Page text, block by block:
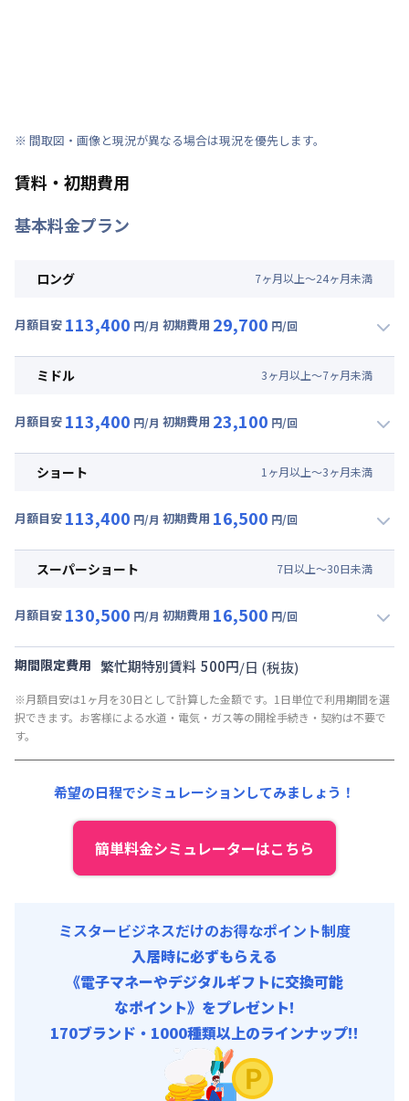
※ 間取図・画像と現況が異なる場合は現況を優先します。
賃料・初期費用
基本料金プラン
ロング 7ヶ月以上～24ヶ月未満
月額目安 113,400 円/月 初期費用 29,700 円/回
月額賃料目安(30日利用)
光熱費他 : 24,000円/月 (800円/日) (税抜)
その他費用 :
初期費用
ミドル 3ヶ月以上～7ヶ月未満
月額目安 113,400 円/月 初期費用 23,100 円/回
月額賃料目安(30日利用)
光熱費他 : 24,000円/月 (800円/日) (税抜)
その他費用 :
初期費用
ショート 1 ヶ月以上～3ヶ月未満
月額目安 113,400 円/月 初期費用 16,500 円/回
月額賃料目安(30日利用)
光熱費他 : 24,000円/月 (800円/日) (税抜)
その他費用 :
初期費用
事務手数料 : 3,000円/回 (税抜)
スーパーショート 7日以上～30日未満
月額目安 130,500 円/月 初期費用 16,500 円/回
月額賃料目安(30日利用)
光熱費他 : 24,000円/月 (800円/日) (税抜)
清掃料他 :
その他費用 :
初期費用
事務手数料 : 3,000円/回 (税抜)
期間限定費用 繁忙期特別賃料 500円/日 (税抜)
※月額目安は1ヶ月を30日として計算した金額です。1日単位で利用期間を選
択できます。お客様による水道・電気・ガス等の開栓手続き・契約は不要で
す。
希望の日程でシミュレーションしてみましょう！
簡単料金シミュレーターはこちら
ミスタービジネスだけのお得なポイント制度
入居時に必ずもらえる
《電子マネーやデジタルギフトに交換可能
なポイント》をプレゼント!
170ブランド・1000種類以上のラインナップ!!